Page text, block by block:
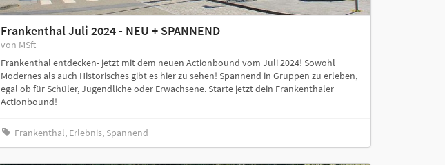
Frankenthal Juli 2024 - NEU + SPANNEND
von MSft
Frankenthal entdecken- jetzt mit dem neuen Actionbound vom Juli 2024! Sowohl
Modernes als auch Historisches gibt es hier zu sehen! Spannend in Gruppen zu erleben,
egal ob für Schüler, Jugendliche oder Erwachsene. Starte jetzt dein Frankenthaler
Actionbound!
Frankenthal, Erlebnis, Spannend